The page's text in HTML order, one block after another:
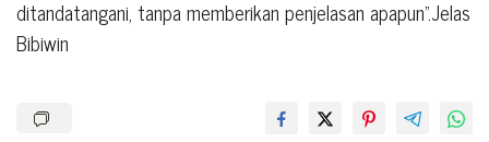
ditandatangani, tanpa memberikan penjelasan apapun”.Jelas
Bibiwin